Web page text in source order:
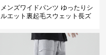
メンズワイドパンツ ゆったりシ
ルエット裏起毛スウェット長ズ